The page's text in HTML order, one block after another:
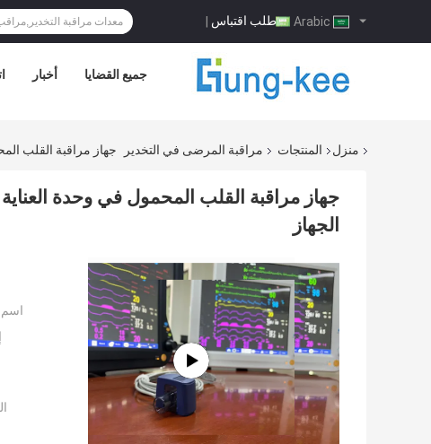
طلب اقتباس |
أخبار جميع القضايا
منزل المنتجات مراقبة المرضى في التخدير جهاز مراقبة القلب
جهاز مراقبة القلب المحمول في وحدة
الجهاز
اسم